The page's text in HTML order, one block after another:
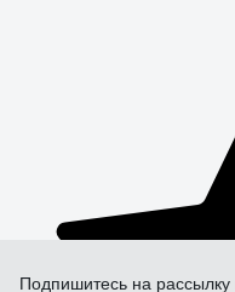
Подпишитесь на рассылку